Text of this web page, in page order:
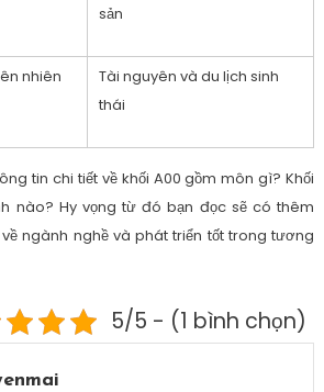
sản
nhiên
Tài nguyên và du lịch sinh
thái
tin chi tiết về khối A00 gồm môn gì? Khối
nào? Hy vọng từ đó bạn đọc sẽ có thêm
ngành nghề và phát triển tốt trong tương
5/5 - (1 bình chọn)